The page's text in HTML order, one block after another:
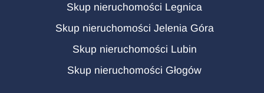
Skup nieruchomości Legnica
Skup nieruchomości Jelenia Góra
Skup nieruchomości Lubin
Skup nieruchomości Głogów